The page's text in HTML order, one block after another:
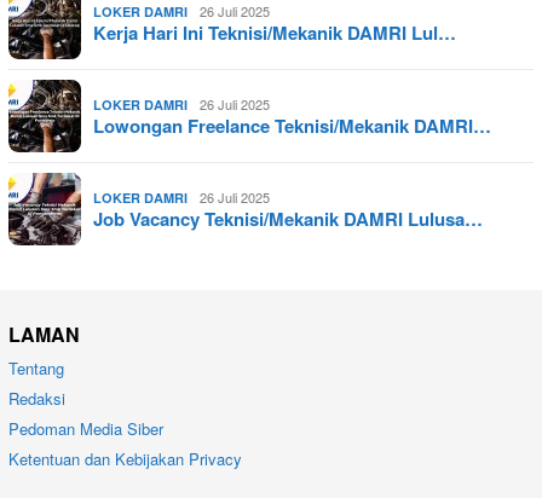
LOKER DAMRI 26 Juli 2025
Kerja Hari Ini Teknisi/Mekanik DAMRI Lul…
LOKER DAMRI 26 Juli 2025
Lowongan Freelance Teknisi/Mekanik DAMRI…
LOKER DAMRI 26 Juli 2025
Job Vacancy Teknisi/Mekanik DAMRI Lulusa…
LAMAN
Tentang
Redaksi
Pedoman Media Siber
Ketentuan dan Kebijakan Privacy